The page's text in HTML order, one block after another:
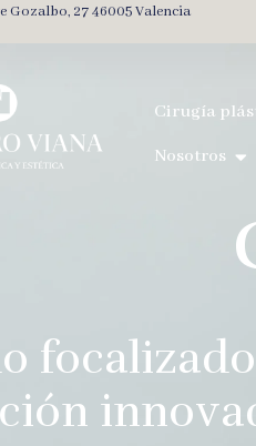
Gozalbo, 27 46005 Valencia
Cirugía
Nosotros